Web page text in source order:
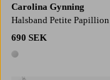
Carolina Gynning
Halsband Petite Papillion
690 SEK
1 färg